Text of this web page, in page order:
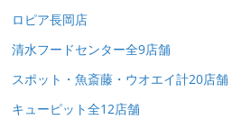
ロピア長岡店
清水フードセンター全9店舗
スポット・魚斎藤・ウオエイ計20店舗
キューピット全12店舗